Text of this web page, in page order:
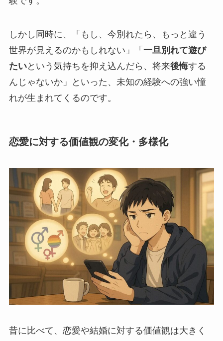
しかし同時に、「もし、今別れたら、もっと違う
世界が見えるのかもしれない」「 一旦別れて遊び
たいという気持ちを抑え込んだら、将来後悔する
んじゃないか」といった、未知の経験への強い憧
れが生まれてくるのです。
恋愛に対する価値観の変化・多様化
昔に比べて、恋愛や結婚に対する価値観は大きく